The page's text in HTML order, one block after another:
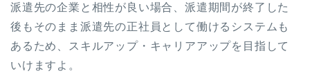
派遣先の企業と相性が良い場合、派遣期間が終了した
後もそのまま派遣先の正社員として働けるシステムも
あるため、スキルアップ・キャリアアップを目指して
いけますよ。